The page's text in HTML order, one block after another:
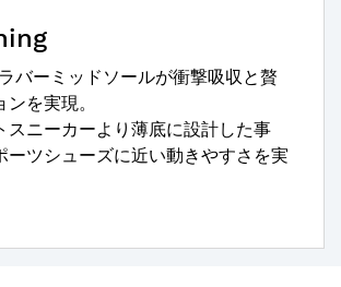
バーミッドソールが衝撃吸収と贅
を実現。
スニーカーより薄底に設計した事
ーツシューズに近い動きやすさを実